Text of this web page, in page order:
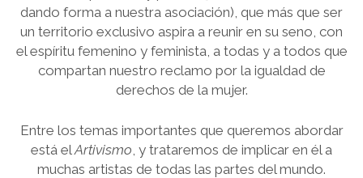
dando forma a nuestra asociación), que más que ser
un territorio exclusivo aspira a reunir en su seno, con
el espíritu femenino y feminista, a todas y a todos que
compartan nuestro reclamo por la igualdad de
derechos de la mujer.
Entre los temas importantes que queremos abordar
está el Artivismo , y trataremos de implicar en él a
muchas artistas de todas las partes del mundo.